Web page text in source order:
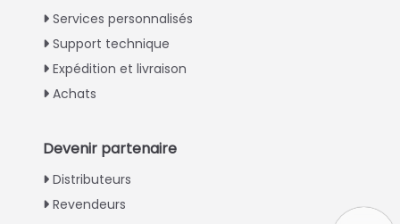
Services personnalisés
Support technique
Expédition et livraison
Achats
Devenir partenaire
Distributeurs
Revendeurs